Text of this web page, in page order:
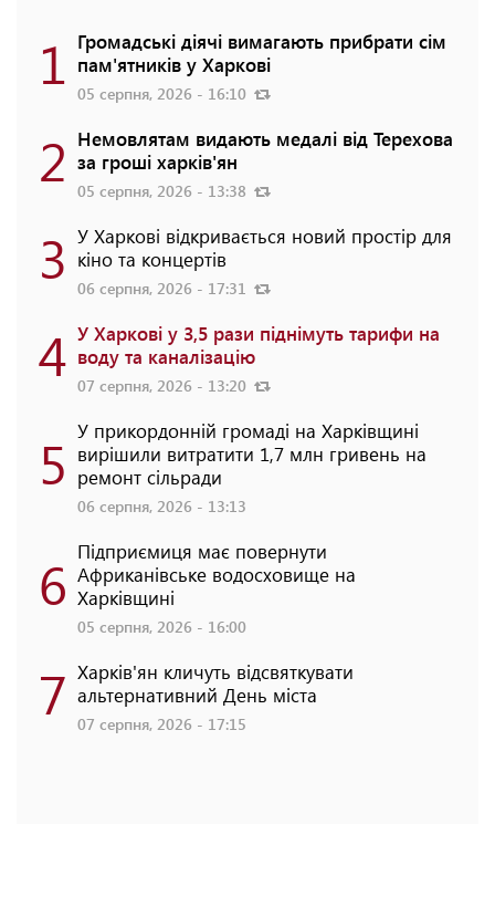
1 Громадські діячі вимагають прибрати сім
пам'ятників у Харкові
05 серпня, 2026 - 16:10
2 Немовлятам видають медалі від Терехова
за гроші харків'ян
05 серпня, 2026 - 13:38
3 У Харкові відкривається новий простір для
кіно та концертів
06 серпня, 2026 - 17:31
4 У Харкові у 3,5 рази піднімуть тарифи на
воду та каналізацію
07 серпня, 2026 - 13:20
5 У прикордонній громаді на Харківщині
вирішили витратити 1,7 млн гривень на
ремонт сільради
06 серпня, 2026 - 13:13
6 Підприємиця має повернути
Африканівське водосховище на
Харківщині
05 серпня, 2026 - 16:00
7 Харків'ян кличуть відсвяткувати
альтернативний День міста
07 серпня, 2026 - 17:15